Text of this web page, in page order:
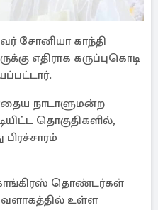
சோனியா காந்தி
எதிராக கருப்புகொடி
நாடாளுமன்ற
தொகுதிகளில்,
தொண்டர்கள்
உள்ள